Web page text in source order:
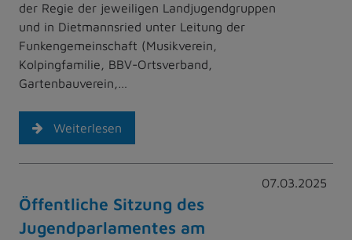
der Regie der jeweiligen Landjugendgruppen
und in Dietmannsried unter Leitung der
Funkengemeinschaft (Musikverein,
Kolpingfamilie, BBV-Ortsverband,
Gartenbauverein,…
Weiterlesen
07.03.2025
Öffentliche Sitzung des
Jugendparlamentes am